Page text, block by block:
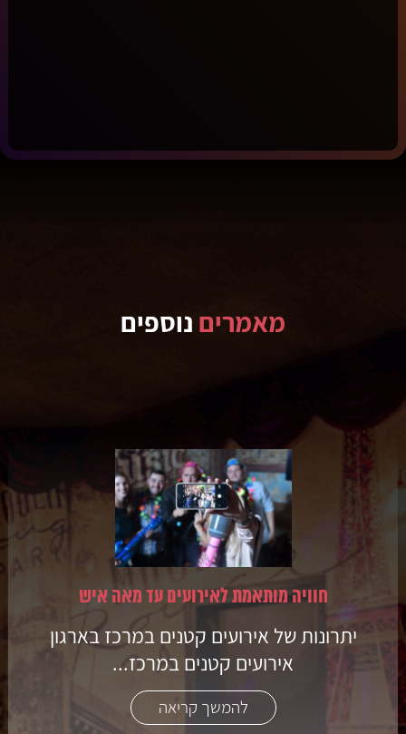
מאמרים נוספים
חוויה מותאמת לאירועים עד מאה איש
יתרונות של אירועים קטנים במרכז בארגון
אירועים קטנים במרכז...
להמשך קריאה